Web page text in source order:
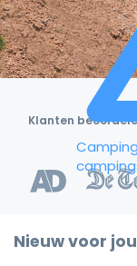
Klanten
Nieuw voor jou